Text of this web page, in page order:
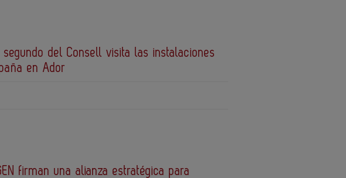
segundo del Consell visita las instalaciones
en Ador
firman una alianza estratégica para